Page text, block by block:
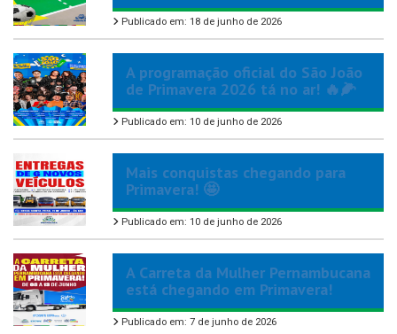
Publicado em: 18 de junho de 2026
A programação oficial do São João
de Primavera 2026 tá no ar! 🔥🌽
Publicado em: 10 de junho de 2026
Mais conquistas chegando para
Primavera! 🤩
Publicado em: 10 de junho de 2026
A Carreta da Mulher Pernambucana
está chegando em Primavera!
Publicado em: 7 de junho de 2026